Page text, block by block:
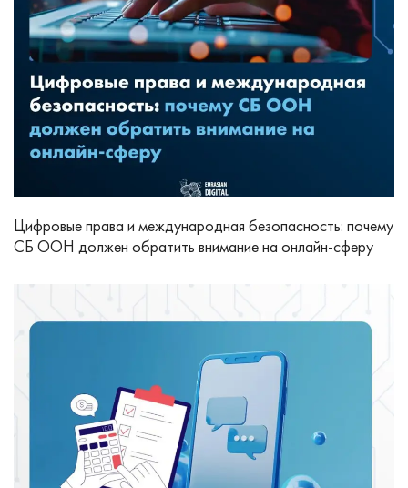
Цифровые права и международная безопасность: почему
СБ ООН должен обратить внимание на онлайн-сферу